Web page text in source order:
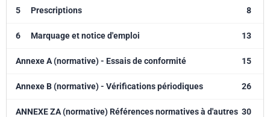
5 Prescriptions 8
6 Marquage et notice d'emploi 13
Annexe A (normative) - Essais de conformité 15
Annexe B (normative) - Vérifications périodiques 26
ANNEXE ZA (normative) Références normatives à d'autres 30